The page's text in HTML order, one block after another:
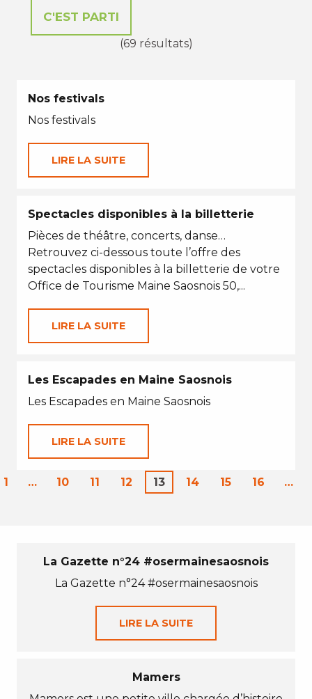
(69 résultats)
Nos festivals
Nos festivals
LIRE LA SUITE
Spectacles disponibles à la billetterie
Pièces de théâtre, concerts, danse…
Retrouvez ci-dessous toute l’offre des
spectacles disponibles à la billetterie de votre
Office de Tourisme Maine Saosnois 50,...
LIRE LA SUITE
Les Escapades en Maine Saosnois
Les Escapades en Maine Saosnois
LIRE LA SUITE
1 … 10 11 12 13 14 15 16 …
La Gazette n°24 #osermainesaosnois
La Gazette n°24 #osermainesaosnois
LIRE LA SUITE
Mamers